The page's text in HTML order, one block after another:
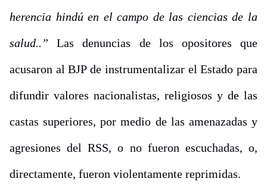
herencia hindú en el campo de las ciencias de la
salud..” Las denuncias de los opositores que
acusaron al BJP de instrumentalizar el Estado para
difundir valores nacionalistas, religiosos y de las
castas superiores, por medio de las amenazadas y
agresiones del RSS, o no fueron escuchadas, o,
directamente, fueron violentamente reprimidas.